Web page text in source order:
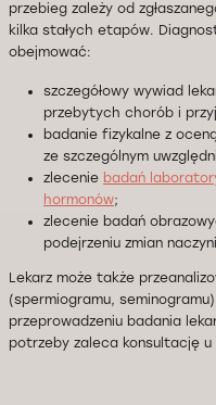
przebieg zależy od
kilka stałych etapów.
obejmować:
szczegółowy wywiad
przebytych chorób i
badanie fizykalne z
ze szczególnym
zlecenie badań
hormonów;
zlecenie badań
podejrzeniu zmian
Lekarz może także
(spermiogramu,
przeprowadzeniu badania
potrzeby zaleca konsultację